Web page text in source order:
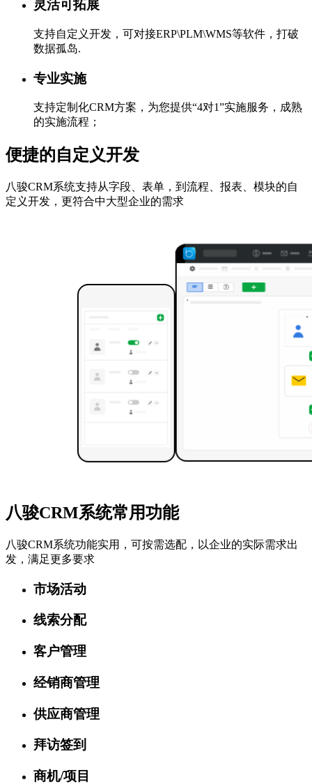
灵活可拓展
支持自定义开发，可对接ERP\PLM\WMS等软件，打破
数据孤岛.
专业实施
支持定制化CRM方案，为您提供“4对1”实施服务，成熟
的实施流程；
便捷的自定义开发
八骏CRM系统支持从字段、表单，到流程、报表、模块的自
定义开发，更符合中大型企业的需求
八骏CRM系统常用功能
八骏CRM系统功能实用，可按需选配，以企业的实际需求出
发，满足更多要求
市场活动
线索分配
客户管理
经销商管理
供应商管理
拜访签到
商机/项目